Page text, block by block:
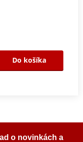
Do košíka
o novinkách a